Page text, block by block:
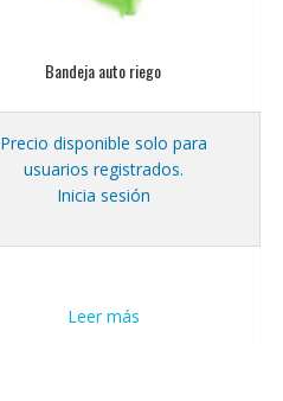
Bandeja auto riego
Precio disponible solo para
usuarios registrados.
Inicia sesión
Leer más